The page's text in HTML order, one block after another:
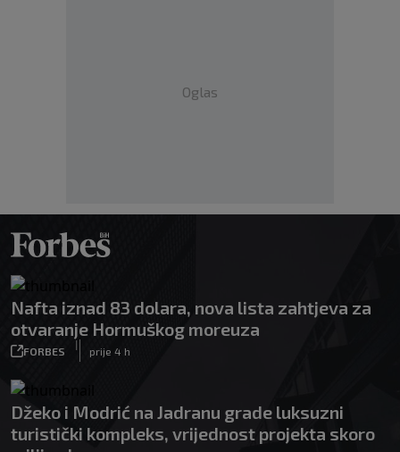
Oglas
Nafta iznad 83 dolara, nova lista zahtjeva za
otvaranje Hormuškog moreuza
FORBES
|
prije 4 h
Džeko i Modrić na Jadranu grade luksuzni
turistički kompleks, vrijednost projekta skoro